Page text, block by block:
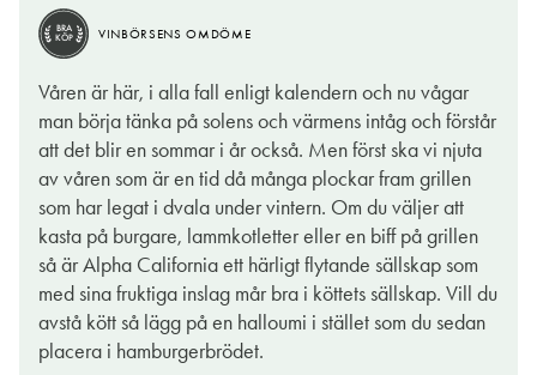
BRA
KÖP
VINBÖRSENS OMDÖME
Våren är här, i alla fall enligt kalendern och nu vågar
man börja tänka på solens och värmens intåg och förstår
att det blir en sommar i år också. Men först ska vi njuta
av våren som är en tid då många plockar fram grillen
som har legat i dvala under vintern. Om du väljer att
kasta på burgare, lammkotletter eller en biff på grillen
så är Alpha California ett härligt flytande sällskap som
med sina fruktiga inslag mår bra i köttets sällskap. Vill du
avstå kött så lägg på en halloumi i stället som du sedan
placera i hamburgerbrödet.
KÖP
VINBÖRSENS OMDÖME
än glasflaskan. Kvaliteten har höjts betydligt i många fall de
senare åren. Detta generösa vin är våghalsigt som sig bör med
ett amerikanskt vin men med en mindre klassisk framtoning och
druvblandning. Och man lyckas bra med detta. Alpha är ingen
fläskig amerikanare utan istället drygt medelfyllig med en
fräsch uppfriskande syra samt mjuka, sammetslena och följbara
tanniner.
Stilen är sötbärig och lättgillad men ger trots några gram socker
ett klädsamt och nästan torrt intryck. Vi bjuds på mörka bär,
KÖP
VINBÖRSENS OMDÖME
riktigt först 30 år senare. Idag dominerar den på Systembolaget
och lite över 102 miljoner liter vin dansar ut genom kassorna
årligen i denna förpackning. Inte så classy kanske men väl
prisvärt och praktiskt. Faktum är att många vinproducenter har
höjt kvalitén på innehållet i takt med efterfrågan. Bag in box för
mig är starkt förknippat med svensk sommar och långkalsonger
och därför uppskattar jag ett vin som väl i glaset inte ber om
ursäkt för sin existens. Alpha California är en prisvärd box i
beställningssortimentet som smakar precis så maffigt som det
låter.